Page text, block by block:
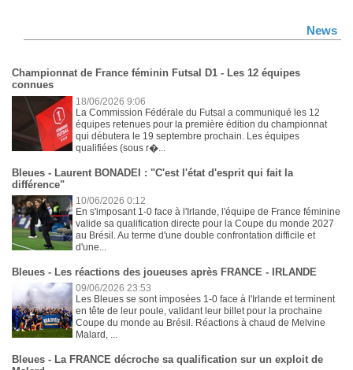
News
Championnat de France féminin Futsal D1 - Les 12 équipes
connues
18/06/2026 9:06
La Commission Fédérale du Futsal a communiqué les 12
équipes retenues pour la première édition du championnat
qui débutera le 19 septembre prochain. Les équipes
qualifiées (sous r�...
Bleues - Laurent BONADEI : "C'est l'état d'esprit qui fait la
différence"
10/06/2026 0:12
En s'imposant 1-0 face à l'Irlande, l'équipe de France féminine
valide sa qualification directe pour la Coupe du monde 2027
au Brésil. Au terme d'une double confrontation difficile et
d'une...
Bleues - Les réactions des joueuses après FRANCE - IRLANDE
09/06/2026 23:53
Les Bleues se sont imposées 1-0 face à l'Irlande et terminent
en tête de leur poule, validant leur billet pour la prochaine
Coupe du monde au Brésil. Réactions à chaud de Melvine
Malard, ...
Bleues - La FRANCE décroche sa qualification sur un exploit de